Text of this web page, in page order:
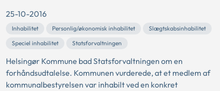
25-10-2016
Inhabilitet Personlig/økonomisk inhabilitet
Slægtskabsinhabilitet
Speciel inhabilitet
Statsforvaltningen
Helsingør Kommune bad Statsforvaltningen om en
forhåndsudtalelse. Kommunen vurderede, at et medlem af
kommunalbestyrelsen var inhabilt ved en konkret